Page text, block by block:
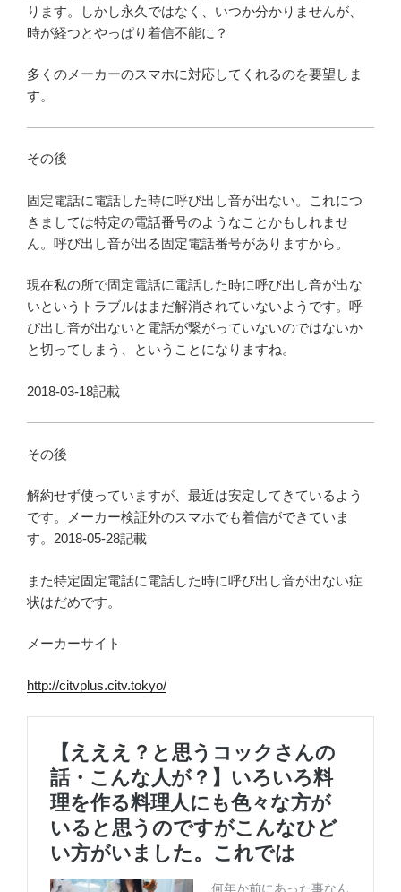
ります。しかし永久ではなく、いつか分かりませんが、
時が経つとやっぱり着信不能に？
多くのメーカーのスマホに対応してくれるのを要望しま
す。
その後
固定電話に電話した時に呼び出し音が出ない。これにつ
きましては特定の電話番号のようなことかもしれませ
ん。呼び出し音が出る固定電話番号がありますから。
現在私の所で固定電話に電話した時に呼び出し音が出な
いというトラブルはまだ解消されていないようです。呼
び出し音が出ないと電話が繋がっていないのではないか
と切ってしまう、ということになりますね。
2018-03-18記載
その後
解約せず使っていますが、最近は安定してきているよう
です。メーカー検証外のスマホでも着信ができていま
す。2018-05-28記載
また特定固定電話に電話した時に呼び出し音が出ない症
状はだめです。
メーカーサイト
http://citvplus.citv.tokyo/